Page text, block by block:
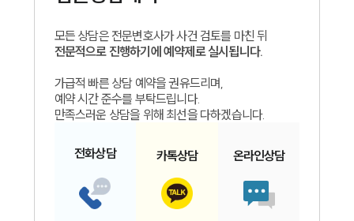
모든 상담은 전문변호사가 사건 검토를 마친 뒤
전문적으로 진행하기에 예약제로 실시됩니다.
가급적 빠른 상담 예약을 권유드리며,
예약 시간 준수를 부탁드립니다.
만족스러운 상담을 위해 최선을 다하겠습니다.
전화상담 카톡상담 온라인상담